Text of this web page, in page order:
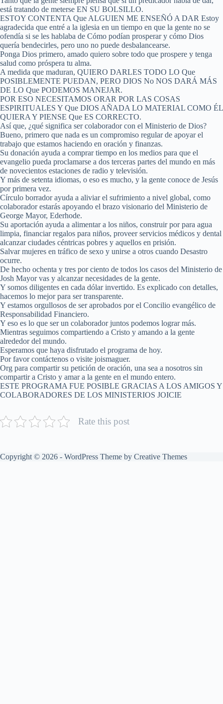
está tratando de meterse EN SU BOLSILLO.
ESTOY CONTENTA Que ALGUIEN ME ENSEÑÓ A DAR Estoy
agradecida que entré a la iglesia en un tiempo en que la gente no se
ofendía si se les hablaba de Cómo podían prosperar y cómo Dios
quería bendecirles, pero uno no puede desbalancearse.
Ponga Dios primero, amado quiero sobre todo que prospere y tenga
salud como próspera tu alma.
A medida que maduran, QUIERO DARLES TODO LO Que
POSIBLEMENTE PUEDAN, PERO DIOS No NOS DARÁ MÁS
DE LO Que PODEMOS MANEJAR.
POR ESO NECESITAMOS ORAR POR LAS COSAS
ESPIRITUALES Y Que DIOS AÑADA LO MATERIAL COMO ÉL
QUIERA Y PIENSE Que ES CORRECTO.
Así que, ¿qué significa ser colaborador con el Ministerio de Dios?
Bueno, primero que nada es un compromiso regular de apoyar el
trabajo que estamos haciendo en oración y finanzas.
Su donación ayuda a comprar tiempo en los medios para que el
evangelio pueda proclamarse a dos terceras partes del mundo en más
de novecientos estaciones de radio y televisión.
Y más de setenta idiomas, o eso es mucho, y la gente conoce de Jesús
por primera vez.
Círculo borrador ayuda a aliviar el sufrimiento a nivel global, como
colaborador estarás apoyando el brazo visionario del Ministerio de
George Mayor, Ederhode.
Su aportación ayuda a alimentar a los niños, construir por para agua
limpia, financiar regalos para niños, proveer servicios médicos y dental
alcanzar ciudades céntricas pobres y aquellos en prisión.
Salvar mujeres en tráfico de sexo y unirse a otros cuando Desastro
ocurre.
De hecho ochenta y tres por ciento de todos los casos del Ministerio de
Josh Mayor vas y alcanzar necesidades de la gente.
Y somos diligentes en cada dólar invertido. Es explicado con detalles,
hacemos lo mejor para ser transparente.
Y estamos orgullosos de ser aprobados por el Concilio evangélico de
Responsabilidad Financiero.
Y eso es lo que ser un colaborador juntos podemos lograr más.
Mientras seguimos compartiendo a Cristo y amando a la gente
alrededor del mundo.
Esperamos que haya disfrutado el programa de hoy.
Por favor contáctenos o visite joismaguer.
Org para compartir su petición de oración, una sea a nosotros sin
compartir a Cristo y amar a la gente en el mundo entero.
ESTE PROGRAMA FUE POSIBLE GRACIAS A LOS AMIGOS Y
COLABORADORES DE LOS MINISTERIOS JOICIE
Rate this post
Copyright © 2026 - WordPress Theme by Creative Themes